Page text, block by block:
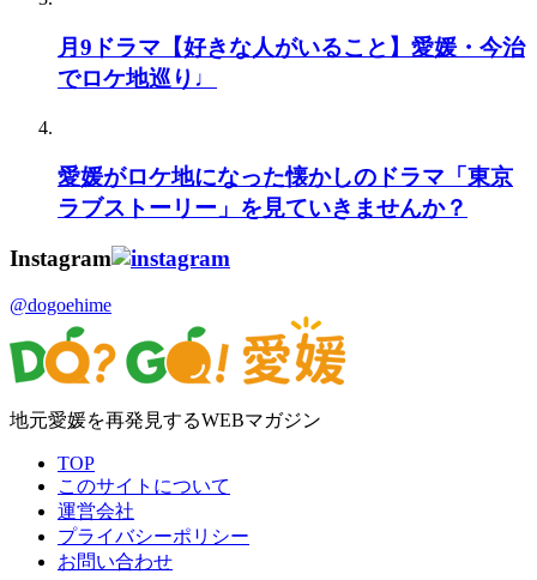
月9ドラマ【好きな人がいること】愛媛・今治
でロケ地巡り♩
愛媛がロケ地になった懐かしのドラマ「東京
ラブストーリー」を見ていきませんか？
Instagram
@dogoehime
地元愛媛を再発見するWEBマガジン
TOP
このサイトについて
運営会社
プライバシーポリシー
お問い合わせ